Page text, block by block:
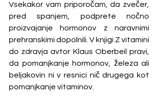
Vsekakor vam priporočam, da zvečer,
pred spanjem, podprete nočno
proizvajanje hormonov z naravnimi
prehranskimi dopolnili. V knjigi Z vitamini
do zdravja avtor Klaus Oberbeil pravi,
da pomanjkanje hormonov, železa ali
beljakovin ni v resnici nič drugega kot
pomanjkanje vitaminov.